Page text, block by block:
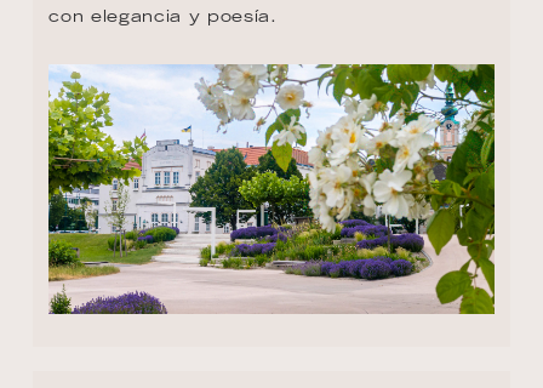
con elegancia y poesía.